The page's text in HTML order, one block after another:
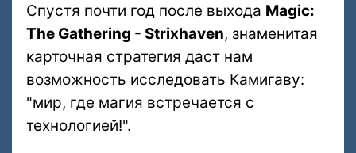
Спустя почти год после выхода Magic:
The Gathering - Strixhaven, знаменитая
карточная стратегия даст нам
возможность исследовать Камигаву:
"мир, где магия встречается с
технологией!".